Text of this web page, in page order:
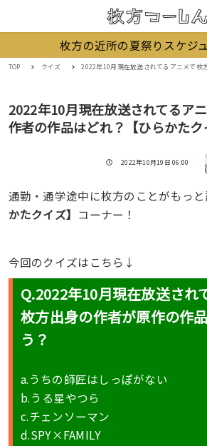
枚方の近所の夏祭りスケジ
TOP クイズ 2022年10月現在放送されてるアニメで枚方出身の作者の作
2022年10月現在放送されてるア
作者の作品はどれ？【ひらかたク
投稿日
2022年10月19日 06:00
通勤・通学途中に枚方のことがもっ
かたクイズ】 コーナー！
今回のクイズはこちら↓
Q.2022年10月現在放送され
枚方出身の作者が原作の作
う？
a.うちの師匠はしっぽがない
b.うる星やつら
c.チェンソーマン
d.SPY×FAMILY